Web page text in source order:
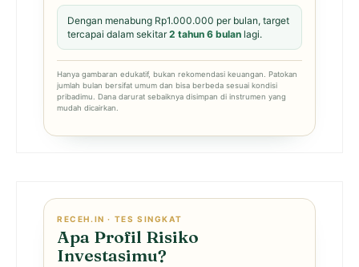
Dengan menabung Rp1.000.000 per bulan, target
tercapai dalam sekitar2 tahun 6 bulan lagi.
Hanya gambaran edukatif, bukan rekomendasi keuangan. Patokan
jumlah bulan bersifat umum dan bisa berbeda sesuai kondisi
pribadimu. Dana darurat sebaiknya disimpan di instrumen yang
mudah dicairkan.
RECEH.IN · TES SINGKAT
Apa Profil Risiko
Investasimu?